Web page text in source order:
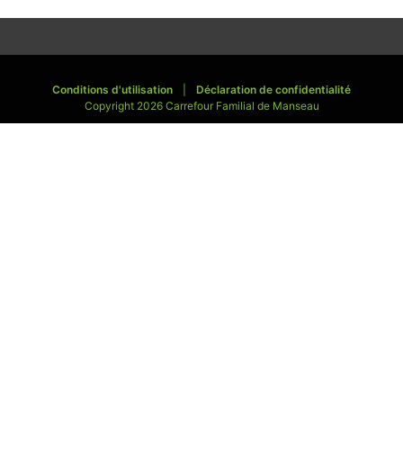
Conditions d'utilisation
Déclaration de confidentialité
Copyright 2026 Carrefour Familial de Manseau